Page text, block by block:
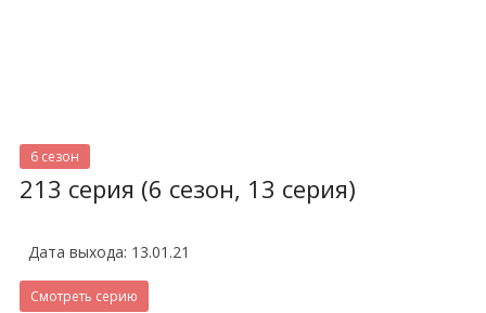
6 сезон
213 серия (6 сезон, 13 серия)
Дата выхода: 13.01.21
Смотреть серию